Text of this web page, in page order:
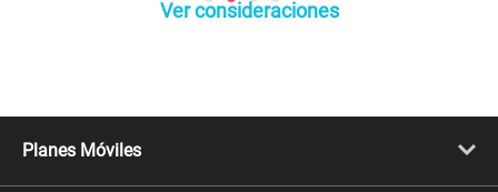
Ver consideraciones
Planes Móviles